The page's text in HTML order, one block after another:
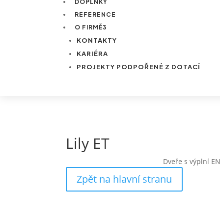
DOPLŇKY
REFERENCE
O FIRMĚ3
KONTAKTY
KARIÉRA
PROJEKTY PODPOŘENÉ Z DOTACÍ
Lily ET
Dveře s výplní
Zpět na hlavní stranu